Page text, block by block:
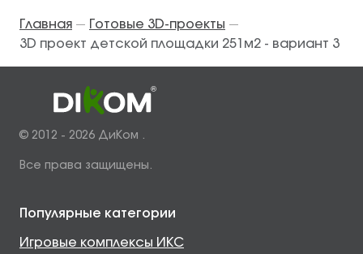
Главная — Готовые 3D-проекты —
3D проект детской площадки 251м2 - вариант 3
© 2012 - 2026 ДиКом .
Все права защищены.
Популярные категории
Игровые комплексы ИКС